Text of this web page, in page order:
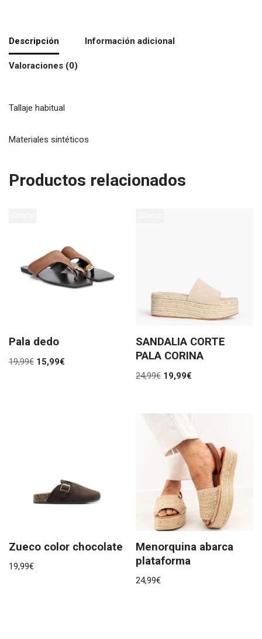
Descripción Información adicional
Valoraciones (0)
Tallaje habitual
Materiales sintéticos
Productos relacionados
Pala dedo
19,99€ 15,99€
SANDALIA CORTE
PALA CORINA
24,99€ 19,99€
Zueco color chocolate
19,99€
Menorquina abarca
plataforma
24,99€